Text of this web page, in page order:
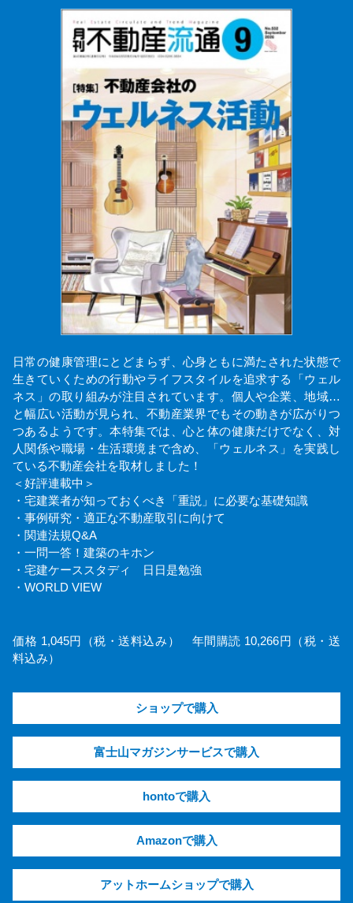
日常の健康管理にとどまらず、心身ともに満たされた状態で
生きていくための行動やライフスタイルを追求する「ウェル
ネス」の取り組みが注目されています。個人や企業、地域…
と幅広い活動が見られ、不動産業界でもその動きが広がりつ
つあるようです。本特集では、心と体の健康だけでなく、対
人関係や職場・生活環境まで含め、「ウェルネス」を実践し
ている不動産会社を取材しました！
＜好評連載中＞
・宅建業者が知っておくべき「重説」に必要な基礎知識
・事例研究・適正な不動産取引に向けて
・関連法規Q&A
・一問一答！建築のキホン
・宅建ケーススタディ 日日是勉強
・WORLD VIEW
価格 1,045円（税・送料込み） 年間購読 10,266円（税・送
料込み）
ショップで購入
富士山マガジンサービスで購入
hontoで購入
Amazonで購入
アットホームショップで購入